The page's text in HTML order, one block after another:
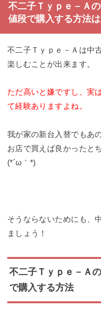
不二子Ｔｙｐｅ－Ａ
値段で購入する方法は
不二子Ｔｙｐｅ－Ａは中
楽しむことが出来ます。
ただ高いと嫌ですし、実
て経験ありますよね。
我が家の新台入替でもあ
お店で買えば良かったと
(*´ω｀*)
そうならないためにも、
ましょう！
不二子Ｔｙｐｅ－Ａ
で購入する方法